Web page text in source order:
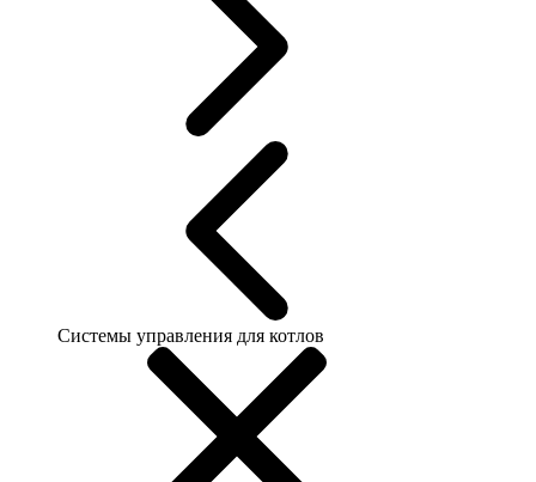
Системы управления для котлов